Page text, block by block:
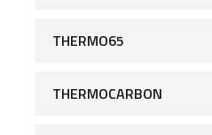
THERMO65
THERMOCARBON